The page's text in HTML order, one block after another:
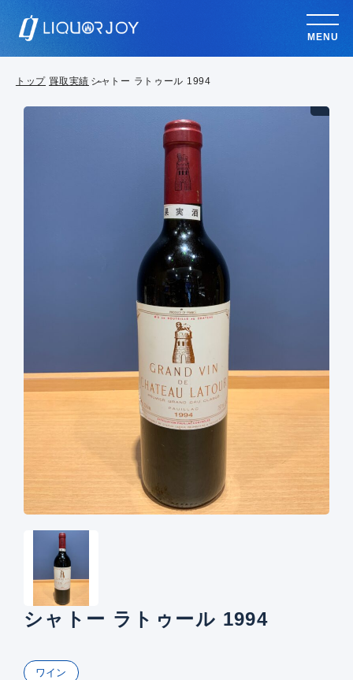
MENU
トップ 買取実績 シャトー ラトゥール 1994
シャトー ラトゥール 1994
ワイン